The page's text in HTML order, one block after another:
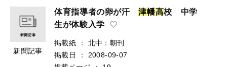
新聞記事
体育指導者の卵が汗津幡高校 中学
生が体験入学
掲載紙 ：
北中：朝刊
掲載日
：
2008-09-07